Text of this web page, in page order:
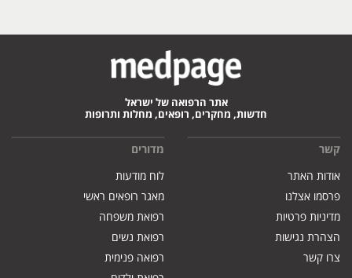
אתר הרפואה של ישראל
חדשות, מחקרים, רופאים, מחלות ותרופות
קשר
אודות האתר
פרסמו אצלנו
מדיניות פרטיות
הצהרת נגישות
צרו קשר
מדורים
לוח מודעות
מאגר רופאים ראשי
רפואת משפחה
רפואת נשים
רפואה פנימית